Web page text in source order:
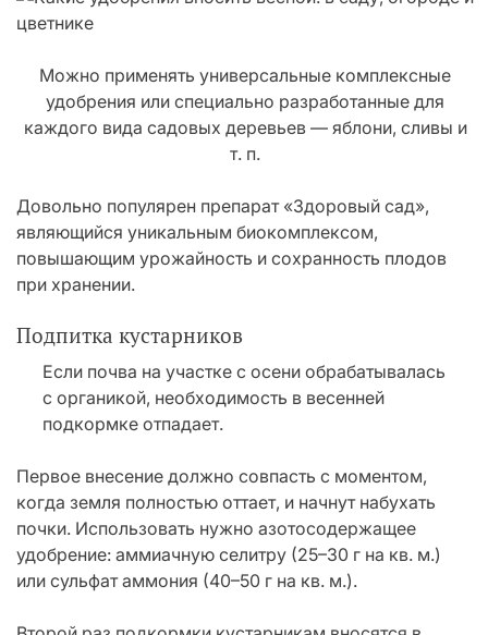
Можно применять универсальные комплексные
удобрения или специально разработанные для
каждого вида садовых деревьев — яблони, сливы и
т. п.
Довольно популярен препарат «Здоровый сад»,
являющийся уникальным биокомплексом,
повышающим урожайность и сохранность плодов
при хранении.
Подпитка кустарников
Если почва на участке с осени обрабатывалась
с органикой, необходимость в весенней
подкормке отпадает.
Первое внесение должно совпасть с моментом,
когда земля полностью оттает, и начнут набухать
почки. Использовать нужно азотосодержащее
удобрение: аммиачную селитру (25–30 г на кв. м.)
или сульфат аммония (40–50 г на кв. м.).